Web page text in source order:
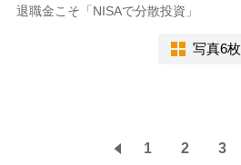
退職金こそ「NISAで分散投資」
写真6枚
1 2 3